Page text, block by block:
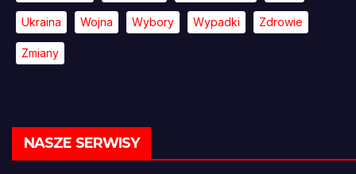
Ukraina Wojna Wybory Wypadki Zdrowie
Zmiany
NASZE SERWISY